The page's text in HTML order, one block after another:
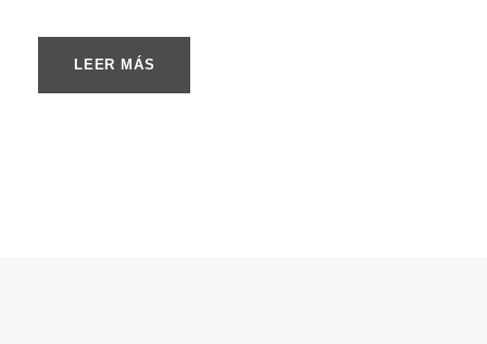
LEER MÁS